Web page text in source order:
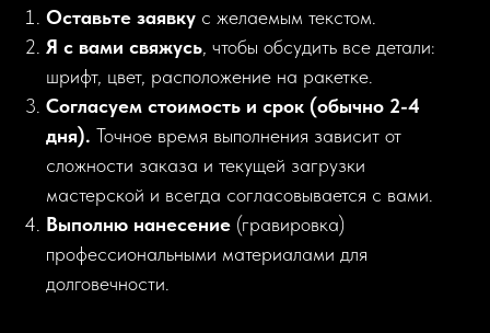
Оставьте заявку с желаемым текстом.
Я с вами свяжусь, чтобы обсудить все детали:
шрифт, цвет, расположение на ракетке.
Согласуем стоимость и срок (обычно 2-4
дня). Точное время выполнения зависит от
сложности заказа и текущей загрузки
мастерской и всегда согласовывается с вами.
Выполню нанесение (гравировка)
профессиональными материалами для
долговечности.